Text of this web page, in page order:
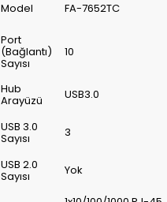
Model FA-7652TC
Port
(Bağlantı)
Sayısı
10
Hub
Arayüzü USB3.0
USB 3.0
Sayısı 3
USB 2.0
Sayısı Yok